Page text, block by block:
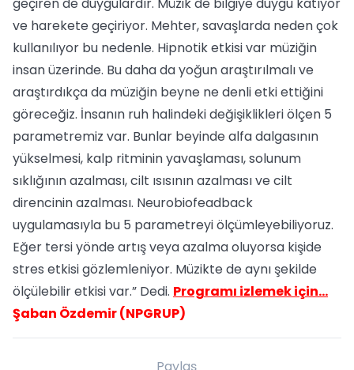
ve harekete geçiriyor. Mehter, savaşlarda neden çok
kullanılıyor bu nedenle. Hipnotik etkisi var müziğin
insan üzerinde. Bu daha da yoğun araştırılmalı ve
araştırdıkça da müziğin beyne ne denli etki ettiğini
göreceğiz. İnsanın ruh halindeki değişiklikleri ölçen 5
parametremiz var. Bunlar beyinde alfa dalgasının
yükselmesi, kalp ritminin yavaşlaması, solunum
sıklığının azalması, cilt ısısının azalması ve cilt
direncinin azalması. Neurobiofeadback
uygulamasıyla bu 5 parametreyi ölçümleyebiliyoruz.
Eğer tersi yönde artış veya azalma oluyorsa kişide
stres etkisi gözlemleniyor. Müzikte de aynı şekilde
ölçülebilir etkisi var.” Dedi. Programı izlemek için…
Şaban Özdemir (NPGRUP)